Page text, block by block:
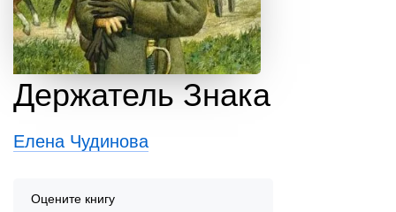
Держатель Знака
Елена Чудинова
Оцените книгу